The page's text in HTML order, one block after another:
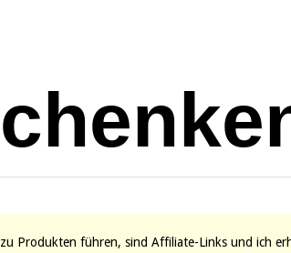
Produkten führen, sind Affiliate-Links und ich